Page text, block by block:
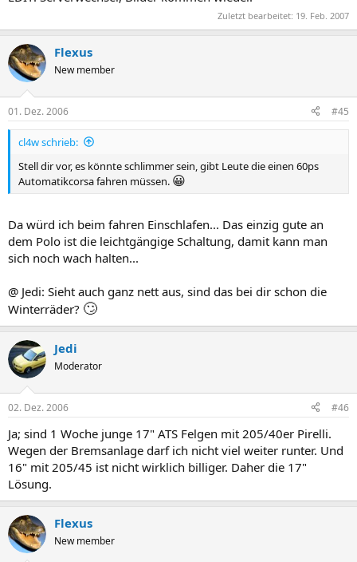
Zuletzt bearbeitet: 19. Feb. 2007
Flexus
New member
01. Dez. 2006 #45
cl4w schrieb:
Stell dir vor, es könnte schlimmer sein, gibt Leute die einen 60ps
Automatikcorsa fahren müssen. 😀
Da würd ich beim fahren Einschlafen... Das einzig gute an
dem Polo ist die leichtgängige Schaltung, damit kann man
sich noch wach halten...
@ Jedi: Sieht auch ganz nett aus, sind das bei dir schon die
Winterräder? 🙄
Jedi
Moderator
02. Dez. 2006 #46
Ja; sind 1 Woche junge 17" ATS Felgen mit 205/40er Pirelli.
Wegen der Bremsanlage darf ich nicht viel weiter runter. Und
16" mit 205/45 ist nicht wirklich billiger. Daher die 17"
Lösung.
Flexus
New member